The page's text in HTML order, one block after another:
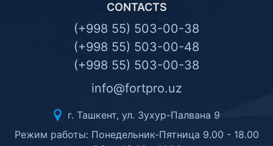
CONTACTS
(+998 55) 503-00-38
(+998 55) 503-00-48
(+998 55) 503-00-38
info@fortpro.uz
г. Ташкент, ул. Зухур-Палвана 9
Режим работы: Понедельник-Пятница 9.00 - 18.00